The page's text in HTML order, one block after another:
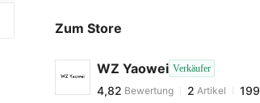
Zum Store
WZ Yaowei Verkäufer
4,82
4,82 2 199
l***abezahlt Vor 1 Tag